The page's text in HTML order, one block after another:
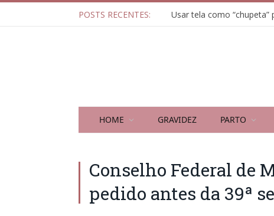
POSTS RECENTES:
HOME GRAVIDEZ PARTO
Conselho Federal de
pedido antes da 39ª